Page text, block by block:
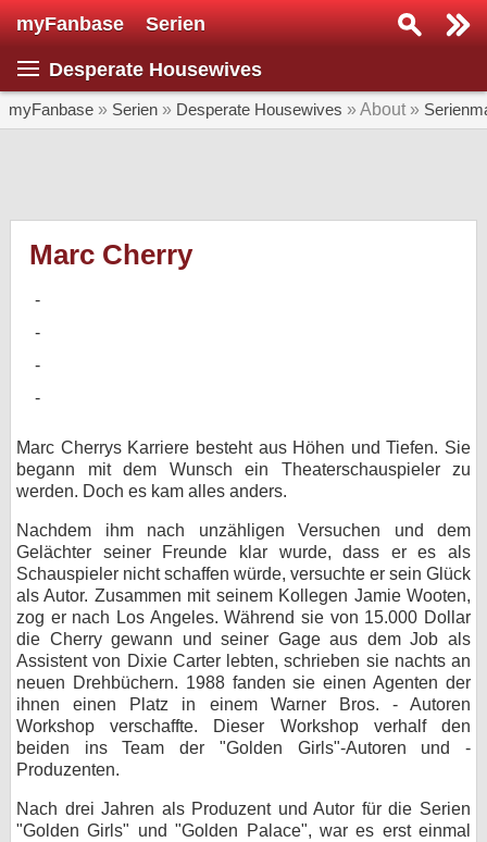
myFanbase Serien
Desperate Housewives
myFanbase » Serien » Desperate Housewives » About »
Marc Cherry
Marc Cherrys Karriere besteht aus Höhen und Tiefen. Sie
begann mit dem Wunsch ein Theaterschauspieler zu
werden. Doch es kam alles anders.
Nachdem ihm nach unzähligen Versuchen und dem
Gelächter seiner Freunde klar wurde, dass er es als
Schauspieler nicht schaffen würde, versuchte er sein Glück
als Autor. Zusammen mit seinem Kollegen Jamie Wooten,
zog er nach Los Angeles. Während sie von 15.000 Dollar
die Cherry gewann und seiner Gage aus dem Job als
Assistent von Dixie Carter lebten, schrieben sie nachts an
neuen Drehbüchern. 1988 fanden sie einen Agenten der
ihnen einen Platz in einem Warner Bros. - Autoren
Workshop verschaffte. Dieser Workshop verhalf den
beiden ins Team der "Golden Girls"-Autoren und -
Produzenten.
Nach drei Jahren als Produzent und Autor für die Serien
"Golden Girls" und "Golden Palace", war es erst einmal
Serie suchen...
Home
SERIEN
Forum
bei Facebook
Kontakt
Nutzungsbedingungen
Datenschutz
Impressum